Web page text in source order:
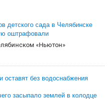
детского сада в Челябинске
оштрафовали
«Ньютон»
оставят без водоснабжения
засыпало землей в колодце